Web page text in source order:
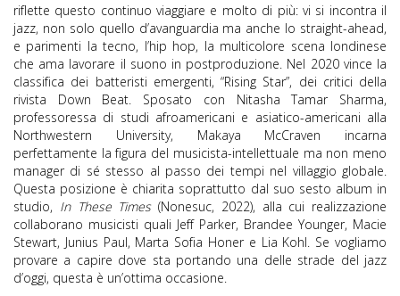
riflette questo continuo viaggiare e molto di più: vi si incontra il
jazz, non solo quello d’avanguardia ma anche lo straight-ahead,
e parimenti la tecno, l’hip hop, la multicolore scena londinese
che ama lavorare il suono in postproduzione. Nel 2020 vince la
classifica dei batteristi emergenti, “Rising Star”, dei critici della
rivista Down Beat. Sposato con Nitasha Tamar Sharma,
professoressa di studi afroamericani e asiatico-americani alla
Northwestern University, Makaya McCraven incarna
perfettamente la figura del musicista-intellettuale ma non meno
manager di sé stesso al passo dei tempi nel villaggio globale.
Questa posizione è chiarita soprattutto dal suo sesto album in
studio, In These Times(Nonesuc, 2022), alla cui realizzazione
collaborano musicisti quali Jeff Parker, Brandee Younger, Macie
Stewart, Junius Paul, Marta Sofia Honer e Lia Kohl. Se vogliamo
provare a capire dove sta portando una delle strade del jazz
d’oggi, questa è un’ottima occasione.